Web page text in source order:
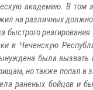
академию. В
на различных
быстрого
в Чеченскую
была
но также попал в
раненых бойцов